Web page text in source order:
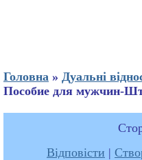
Головна » Дуальні
Пособие для мужчин-
Відповісти |